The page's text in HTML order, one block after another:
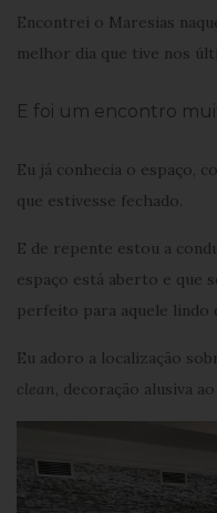
Encontrei o Maresias
melhor dia que tive nos
E foi um encontro
Eu já conhecia o espaço,
que estivesse fechado.
E de repente estou a
espaço está aberto e que
perfeito para aquele lindo
Eu adoro a localização
clean, decoração alusiva